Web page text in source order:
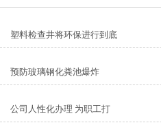
塑料检查井将环保进行到底
预防玻璃钢化粪池爆炸
公司人性化办理 为职工打